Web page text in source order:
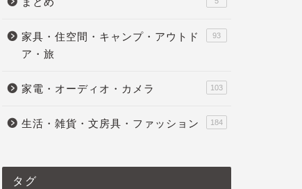
家具・住空間・キャンプ・アウトド
ア・旅
93
家電・オーディオ・カメラ 103
生活・雑貨・文房具・ファッション 184
タグ